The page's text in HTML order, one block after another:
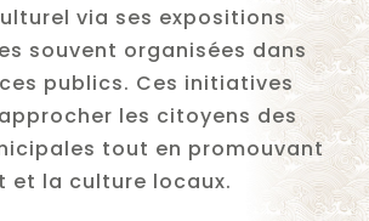
via ses expositions
souvent organisées dans
publics. Ces initiatives
les citoyens des
tout en promouvant
et la culture locaux.